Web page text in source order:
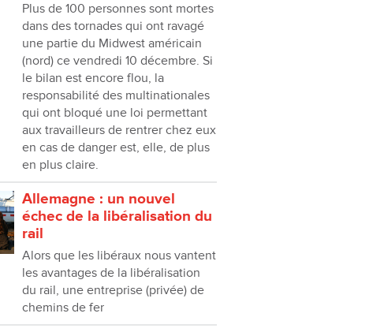
Plus de 100 personnes sont mortes
dans des tornades qui ont ravagé
une partie du Midwest américain
(nord) ce vendredi 10 décembre. Si
le bilan est encore flou, la
responsabilité des multinationales
qui ont bloqué une loi permettant
aux travailleurs de rentrer chez eux
en cas de danger est, elle, de plus
en plus claire.
Allemagne : un nouvel
échec de la libéralisation du
rail
Alors que les libéraux nous vantent
les avantages de la libéralisation
du rail, une entreprise (privée) de
chemins de fer